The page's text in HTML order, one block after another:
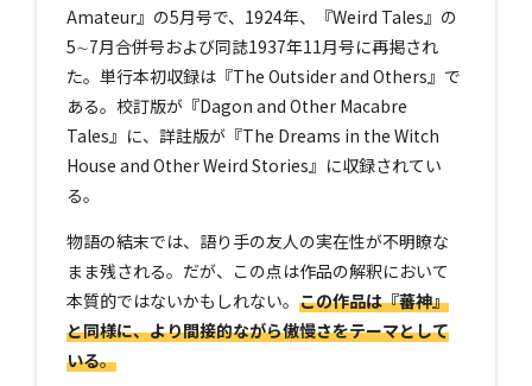
Amateur』の5月号で、1924年、『Weird Tales』の
5∼7月合併号および同誌1937年11月号に再掲され
た。単行本初収録は『The Outsider and Others』で
ある。校訂版が『Dagon and Other Macabre
Tales』に、詳註版が『The Dreams in the Witch
House and Other Weird Stories』に収録されてい
る。
物語の結末では、語り手の友人の実在性が不明瞭な
まま残される。だが、この点は作品の解釈において
本質的ではないかもしれない。この作品は『蕃神』
と同様に、より間接的ながら傲慢さをテーマとして
いる。